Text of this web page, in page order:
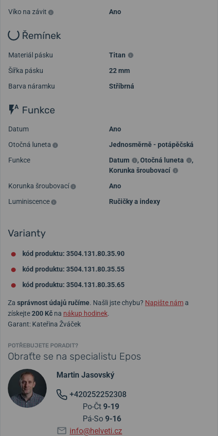
Víko na závit Ano
Řemínek
Materiál pásku
Titan
Šířka pásku
22 mm
Barva náramku
Stříbrná
Funkce
Datum
Ano
Otočná luneta
Jednosměrně - potápěčská
Funkce
Datum ,Otočná luneta
,
Korunka šroubovací
Korunka šroubovací
Ano
Luminiscence
Ručičky a indexy
Varianty
kód produktu: 3504.131.80.35.90
kód produktu: 3504.131.80.35.55
kód produktu: 3504.131.80.35.65
Za správnost údajů ručíme. Našli jste chybu? Napište náma
získejte200 Kč na nákup hodinek.
Garant: Kateřina Žváček
POTŘEBUJETE PORADIT?
Obraťte se na specialistu Epos
Martin Jasovský
+420252252308
Po-Čt 9-19
Pá-So 9-16
info@helveti.cz